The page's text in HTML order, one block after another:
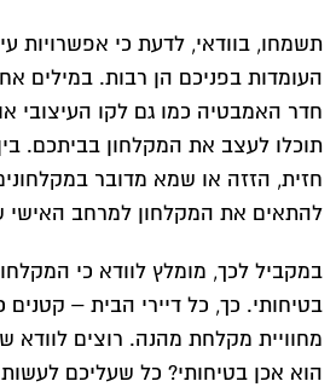
תשמחו, בוודאי, לדעת כי אפשרויות
העומדות בפניכם הן רבות. במילים
חדר האמבטיה כמו גם לקו העיצובי
תוכלו לעצב את המקלחון בביתכם.
חזית, הזזה או שמא מדובר
להתאים את המקלחון למרחב האישי
במקביל לכך, מומלץ לוודא כי
בטיחותי. כך, כל דיירי הבית – קטנים
מחוויית מקלחת מהנה. רוצים לוודא
הוא אכן בטיחותי? כל שעליכם